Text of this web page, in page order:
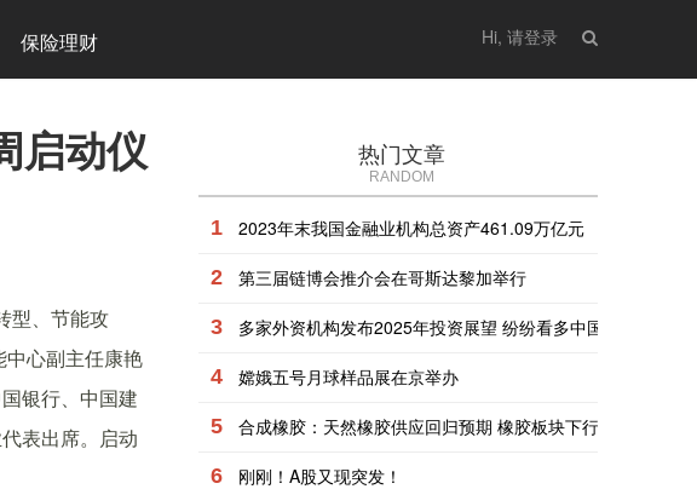
保险理财 Hi, 请登录
启动仪
型、节能攻
中心副主任康艳
银行、中国建
表出席。启动
热门文章
RANDOM
1 2023年末我国金融业机构总资产461.09万亿元
2 第三届链博会推介会在哥斯达黎加举行
3 多家外资机构发布2025年投资展望 纷纷看多中国资产
4 嫦娥五号月球样品展在京举办
5 合成橡胶：天然橡胶供应回归预期 橡胶板块下行
6 刚刚！A股又现突发！